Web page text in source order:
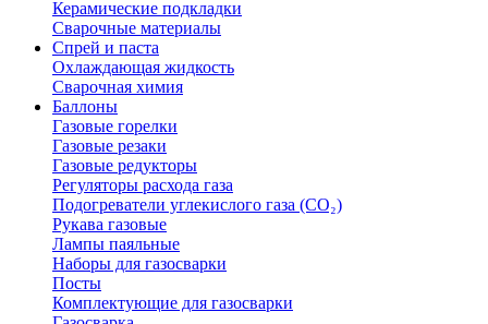
Керамические подкладки
Сварочные материалы
Спрей и паста
Охлаждающая жидкость
Сварочная химия
Баллоны
Газовые горелки
Газовые резаки
Газовые редукторы
Регуляторы расхода газа
Подогреватели углекислого газа (CO₂)
Рукава газовые
Лампы паяльные
Наборы для газосварки
Посты
Комплектующие для газосварки